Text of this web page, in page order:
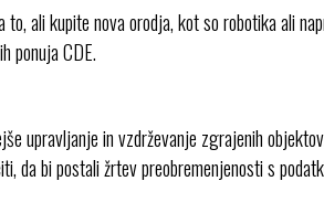
ali kupite nova orodja, kot so robotika ali
ponuja CDE.
upravljanje in vzdrževanje zgrajenih
da bi postali žrtev preobremenjenosti s